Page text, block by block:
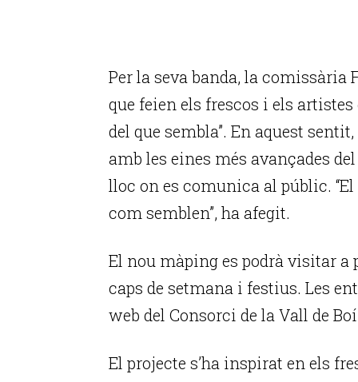
Per la seva banda, la comissària
que feien els frescos i els
del que sembla”. En aquest
amb les eines més avançades
lloc on es comunica al públic.
com semblen”, ha afegit.
El nou màping es podrà visitar a
caps de setmana i festius. Les
web del Consorci de la Vall de
El projecte s’ha inspirat en els